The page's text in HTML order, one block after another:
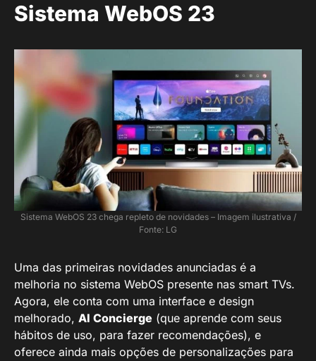
Sistema WebOS 23
Sistema WebOS 23 chega repleto de novidades – Imagem ilustrativa /
Fonte: LG
Uma das primeiras novidades anunciadas é a
melhoria no sistema WebOS presente nas smart TVs.
Agora, ele conta com uma interface e design
melhorado, AI Concierge (que aprende com seus
hábitos de uso, para fazer recomendações), e
oferece ainda mais opções de personalizações para